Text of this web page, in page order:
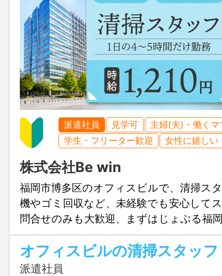
派遣社員 見学可
主婦(夫)・働くマ
学生・フリーター歓迎
女性に嬉しい
株式会社Be win
福岡市博多区のオフィスビルで、清掃ス
機やゴミ回収など、未経験でも安心して
問合せのみも大歓迎、まずはじょぶる福
ご連絡ください。
オフィスビルの清掃スタッフ
派遣社員